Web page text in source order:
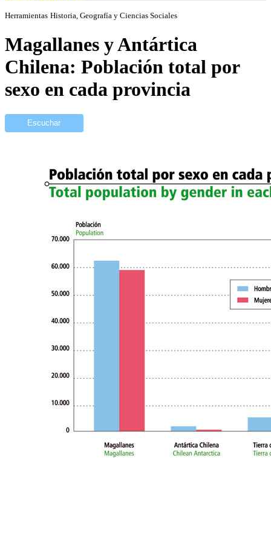
Herramientas Historia, Geografía y Ciencias Sociales
Magallanes y Antártica
Chilena: Población total por
sexo en cada provincia
Escuchar